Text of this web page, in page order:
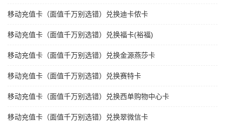
移动充值卡（面值千万别选错）兑换迪卡侬卡
移动充值卡（面值千万别选错）兑换福卡(裕福)
移动充值卡（面值千万别选错）兑换金源燕莎卡
移动充值卡（面值千万别选错）兑换赛特卡
移动充值卡（面值千万别选错）兑换西单购物中心卡
移动充值卡（面值千万别选错）兑换翠微信卡